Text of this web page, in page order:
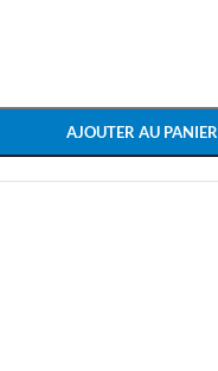
AJOUTER AU PANIER